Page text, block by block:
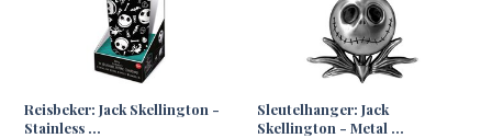
Reisbeker: Jack Skellington -
Stainless ...
Sleutelhanger: Jack
Skellington - Metal ...